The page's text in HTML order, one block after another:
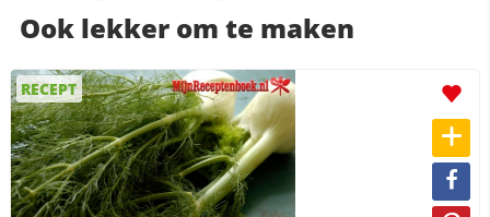
Ook lekker om te maken
RECEPT